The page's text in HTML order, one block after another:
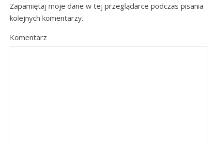
Zapamiętaj moje dane w tej przeglądarce podczas pisania
kolejnych komentarzy.
Komentarz